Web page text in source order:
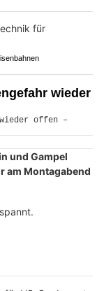
wieder
und Gampel
am Montagabend